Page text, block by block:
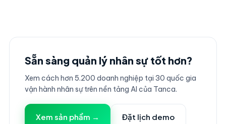
Sẵn sàng quản lý nhân sự tốt hơn?
Xem cách hơn 5.200 doanh nghiệp tại 30 quốc gia
vận hành nhân sự trên nền tảng AI của Tanca.
Xem sản phẩm → Đặt lịch demo